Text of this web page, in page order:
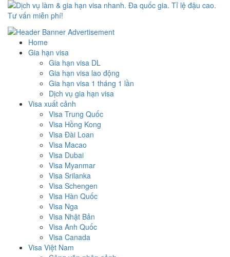
Dịch vụ làm & gia hạn visa nhanh. Đa quốc gia. Tỉ lệ đậu cao. Tư
vấn miễn phí!
Uy tín – Nhanh chóng – Chuyên nghiệp
Home
Gia hạn visa
Gia hạn visa DL
Gia hạn visa lao động
Gia hạn visa 1 tháng 1 lần
Dịch vụ gia hạn visa
Visa xuất cảnh
Visa Trung Quốc
Visa Hồng Kong
Visa Đài Loan
Visa Macao
Visa Dubai
Visa Myanmar
Visa Srilanka
Visa Schengen
Visa Hàn Quốc
Visa Nga
Visa Nhật Bản
Visa Anh Quốc
Visa Canada
Visa Việt Nam